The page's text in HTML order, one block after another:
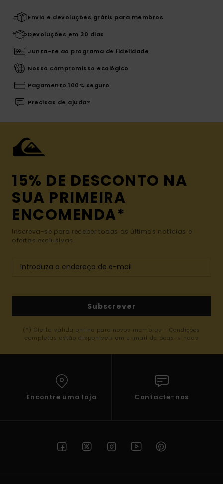
Envio e devoluções grátis para membros
Devoluções em 30 dias
Junta-te ao programa de fidelidade
Nosso compromisso ecológico
Pagamento 100% seguro
Precisas de ajuda?
15% DE DESCONTO NA
SUA PRIMEIRA
ENCOMENDA*
Inscreva-se para receber todas as últimas notícias e
ofertas exclusivas.
Subscrever
(*) Oferta válida online para novos membros - Condições
completas estão disponíveis em e-mail de boas-vindas
Encontre uma loja Contacte-nos